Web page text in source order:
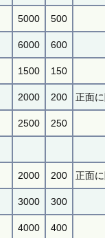
5000 500
6000 600
1500 150
2000 200 正面に
2500 250
2000 200 正面に
3000 300
4000 400